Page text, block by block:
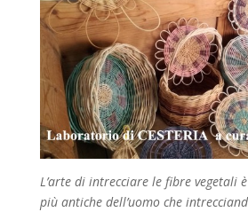
L’arte di intrecciare le fibre vegetali
più antiche dell’uomo che